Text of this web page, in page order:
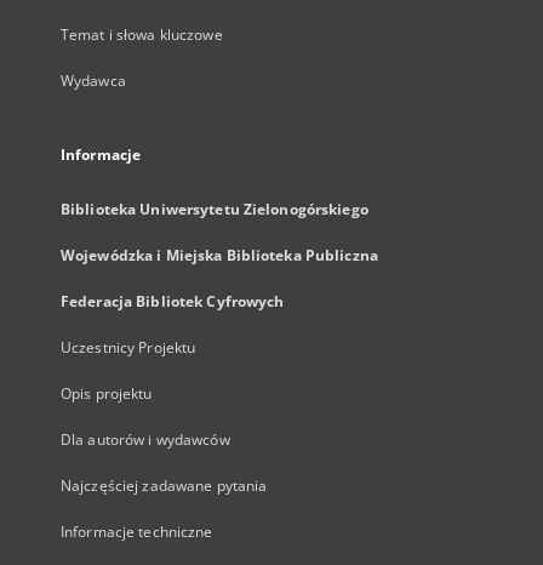
Temat i słowa kluczowe
Wydawca
Informacje
Biblioteka Uniwersytetu Zielonogórskiego
Wojewódzka i Miejska Biblioteka Publiczna
Federacja Bibliotek Cyfrowych
Uczestnicy Projektu
Opis projektu
Dla autorów i wydawców
Najczęściej zadawane pytania
Informacje techniczne